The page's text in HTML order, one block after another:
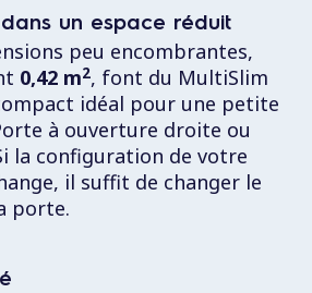
un espace réduit
peu encombrantes,
0,42 m2, font du MultiSlim
idéal pour une petite
à ouverture droite ou
la configuration de votre
il suffit de changer le
porte.